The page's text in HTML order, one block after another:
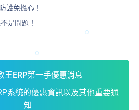
護免擔心！
是問題！
王ERP第一手優惠消息
系統的優惠資訊以及其他重要通
知